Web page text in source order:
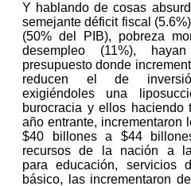
Y hablando de cosas
semejante déficit fiscal
(50% del PIB), pobreza
desempleo (11%),
presupuesto donde
reducen el de
exigiéndoles una
burocracia y ellos haciendo
año entrante, incrementaron
$40 billones a $44
recursos de la nación a
para educación, servicios
básico, las incrementaron